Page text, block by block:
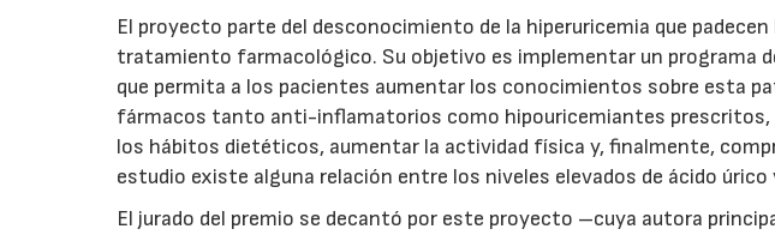
El proyecto parte del desconocimiento de la hiperuricemia que
tratamiento farmacológico. Su objetivo es implementar un programa
que permita a los pacientes aumentar los conocimientos sobre esta
fármacos tanto anti-inflamatorios como hipouricemiantes prescritos,
los hábitos dietéticos, aumentar la actividad física y, finalmente,
estudio existe alguna relación entre los niveles elevados de ácido úrico
El jurado del premio se decantó por este proyecto –cuya autora